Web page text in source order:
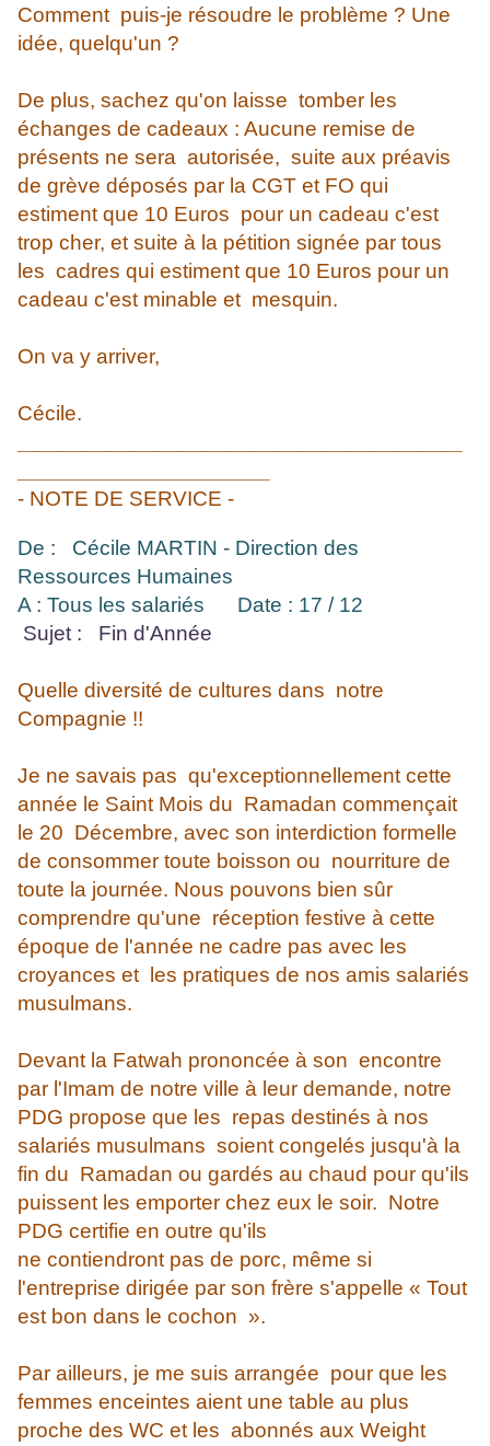
Comment puis-je résoudre le problème ? Une
idée, quelqu'un ?
De plus, sachez qu'on laisse tomber les
échanges de cadeaux : Aucune remise de
présents ne sera autorisée, suite aux préavis
de grève déposés par la CGT et FO qui
estiment que 10 Euros pour un cadeau c'est
trop cher, et suite à la pétition signée par tous
les cadres qui estiment que 10 Euros pour un
cadeau c'est minable et mesquin.
On va y arriver,
Cécile.
- NOTE DE SERVICE -
De : Cécile MARTIN - Direction des
Ressources Humaines
A : Tous les salariés
Date : 17 / 12
Sujet : Fin d'Année
Quelle diversité de cultures dans notre
Compagnie !!
Je ne savais pas qu'exceptionnellement cette
année le Saint Mois du Ramadan commençait
le 20 Décembre, avec son interdiction formelle
de consommer toute boisson ou nourriture de
toute la journée. Nous pouvons bien sûr
comprendre qu'une réception festive à cette
époque de l'année ne cadre pas avec les
croyances et les pratiques de nos amis salariés
musulmans.
Devant la Fatwah prononcée à son encontre
par l'Imam de notre ville à leur demande, notre
PDG propose que les repas destinés à nos
salariés musulmans soient congelés jusqu'à la
fin du Ramadan ou gardés au chaud pour qu'ils
puissent les emporter chez eux le soir. Notre
PDG certifie en outre qu'ils
ne contiendront pas de porc, même si
l'entreprise dirigée par son frère s'appelle « Tout
est bon dans le cochon ».
Par ailleurs, je me suis arrangée pour que les
femmes enceintes aient une table au plus
proche des WC et les abonnés aux Weight